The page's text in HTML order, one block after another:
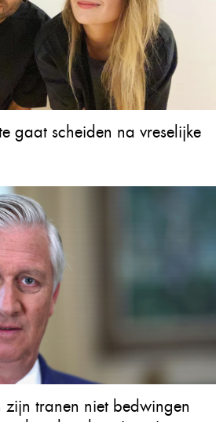
gaat scheiden na vreselijke
zijn tranen niet bedwingen